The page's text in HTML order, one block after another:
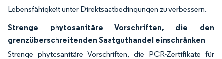
Lebensfähigkeit unter Direktsaatbedingungen zu verbessern.
Strenge phytosanitäre Vorschriften, die den
grenzüberschreitenden Saatguthandel einschränken
Strenge phytosanitäre Vorschriften, die PCR-Zertifikate für